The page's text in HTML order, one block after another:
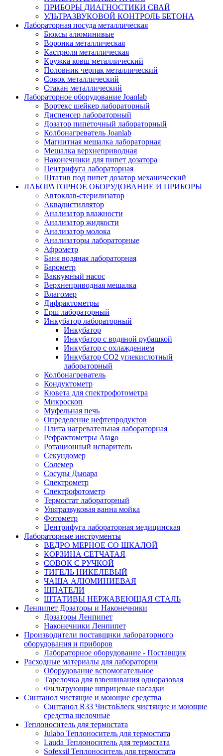
ПРИБОРЫ ДИАГНОСТИКИ СВАЙ
УЛЬТРАЗВУКОВОЙ КОНТРОЛЬ БЕТОНА
Лабораторная посуда металлическая
Бюксы алюминивые
Воронка металлическая
Кастрюля металлическая
Кружка ковш металлический
Половник черпак металлический
Совок металлический
Стакан металлический
Лабораторное оборудование Joanlab
Вортекс шейкер лабораторный
Диспенсер лабораторный
Дозатор пипеточный лабораторный
Колбонагреватель Joanlab
Магнитная мешалка лабораторная
Мешалка верхнеприводная
Наконечники для пипет дозатора
Центрифуга лабораторная
Штатив под пипет дозатор механический
ЛАБОРАТОРНОЕ ОБОРУДОВАНИЕ И ПРИБОРЫ
Автоклав-стерилизатор
Аквадистиллятор
Анализатор влажности
Анализатор жидкости
Анализатор молока
Анализаторы лабораторные
Афрометр
Баня водяная лабораторная
Барометр
Ваккумный насос
Верхнеприводная мешалка
Влагомер
Дифрактометры
Ерш лабораторный
Инкубатор лабораторный
Инкубатор
Инкубатор с водяной рубашкой
Инкубатор с охлаждением
Инкубатор СО2 углекислотный
лабораторный
Колбонагреватель
Кондуктометр
Кювета для спектрофотометра
Микроскоп
Муфельная печь
Определение нефтепродуктов
Плита нагревательная лабораторная
Рефрактометры Atago
Ротационный испаритель
Секундомер
Солемер
Сосуды Дьюара
Спектрометр
Спектрофотометр
Термостат лабораторный
Ультразвуковая ванна мойка
Фотометр
Центрифуга лабораторная медицинская
Лабораторные инструменты
ВЕДРО МЕРНОЕ СО ШКАЛОЙ
КОРЗИНА СЕТЧАТАЯ
СОВОК С РУЧКОЙ
ТИГЕЛЬ НИКЕЛЕВЫЙ
ЧАША АЛЮМИНИЕВАЯ
ШПАТЕЛИ
ШТАТИВЫ НЕРЖАВЕЮЩАЯ СТАЛЬ
Ленпипет Дозаторы и Наконечники
Дозаторы Ленпипет
Наконечники Ленпипет
Производители поставщики лабораторного
оборудования и приборов
Лабораторное оборудование - Поставщик
Расходные материалы для лаборатории
Оборудование вспомогательное
Тарелочка для взвешивания одноразовая
Фильтрующие шприцевые насадки
Синтанол чистящие и моющие средства
Синтанол R33 ЧистоБлеск чистящие и моющие
средства щелочные
Теплоноситель для термостата
Julabo Теплоноситель для термостата
Lauda Теплоноситель для термостата
Sofexsil Теплоноситель для термостата